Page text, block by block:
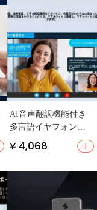
AI音声翻訳機能付き
多言語イヤフォン
【中英翻訳・オフラ
イン会議用】
¥ 4,068